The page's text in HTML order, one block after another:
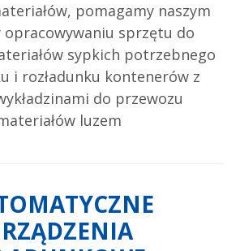
pomagamy naszym
sprzętu do
sypkich potrzebnego
i rozładunku kontenerów z
do przewozu
luzem